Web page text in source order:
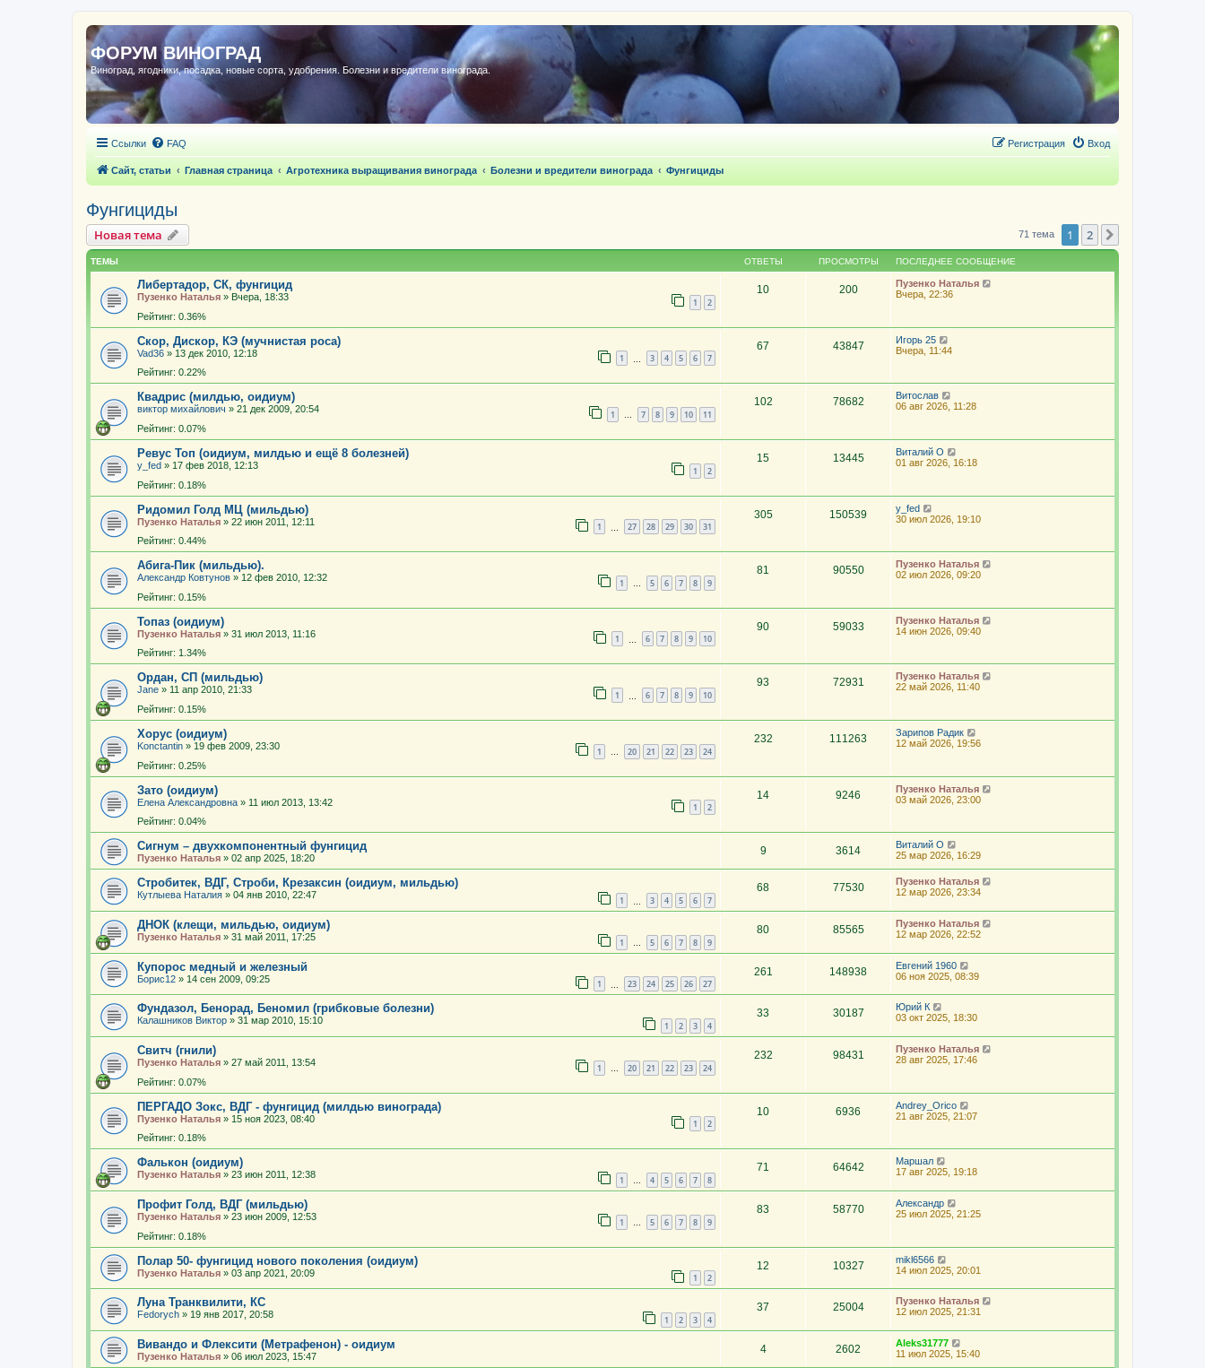
ФОРУМ ВИНОГРАД
Виноград, ягодники, посадка, новые сорта, удобрения. Болезни и вредители винограда.
Ссылки FAQ Вход
Регистрация
Сайт, статьи Главная страница Агротехника выращивания винограда Болезни и вредители винограда Фунгициды
Фунгициды
Новая тема 71 тема 1 2
ТЕМЫ ОТВЕТЫ ПРОСМОТРЫ ПОСЛЕДНЕЕ СООБЩЕНИЕ
Либертадор, СК, фунгицид
Пузенко Наталья » Вчера, 18:33 1 2
Рейтинг: 0.36%
10 200
Пузенко Наталья
Вчера, 22:36
Скор, Дискор, КЭ (мучнистая роса)
Vad36 » 13 дек 2010, 12:18 1 3 4 5 6 7
Рейтинг: 0.22%
67 43847
Игорь 25
Вчера, 11:44
Квадрис (милдью, оидиум)
виктор михайлович » 21 дек 2009, 20:54 1 … 7 8 9 10 11
Рейтинг: 0.07%
102 78682
Витослав
06 авг 2026, 11:28
Ревус Топ (оидиум, милдью и ещё 8 болезней)
y_fed » 17 фев 2018, 12:13 1 2
Рейтинг: 0.18%
15 13445
Виталий О
01 авг 2026, 16:18
Ридомил Голд МЦ (мильдью)
Пузенко Наталья » 22 июн 2011, 12:11 1 27 28 29 30 31
Рейтинг: 0.44%
305 150539
y_fed
30 июл 2026, 19:10
Абига-Пик (мильдью).
Александр Ковтунов » 12 фев 2010, 12:32 1 … 5 6 7 8 9
Рейтинг: 0.15%
81 90550
Пузенко Наталья
02 июл 2026, 09:20
Топаз (оидиум)
Пузенко Наталья » 31 июл 2013, 11:16 1 6 7 8 9 10
Рейтинг: 1.34%
90 59033
Пузенко Наталья
14 июн 2026, 09:40
Ордан, СП (мильдью)
Jane » 11 апр 2010, 21:33 1 6 7 8 9 10
Рейтинг: 0.15%
93 72931
Пузенко Наталья
22 май 2026, 11:40
Хорус (оидиум)
Konctantin » 19 фев 2009, 23:30 1 … 20 21 22 23 24
Рейтинг: 0.25%
232 111263
Зарипов Радик
12 май 2026, 19:56
Зато (оидиум)
Елена Александровна » 11 июл 2013, 13:42 1 2
Рейтинг: 0.04%
14 9246
Пузенко Наталья
03 май 2026, 23:00
Сигнум – двухкомпонентный фунгицид
Пузенко Наталья » 02 апр 2025, 18:20
9 3614
Виталий О
25 мар 2026, 16:29
Стробитек, ВДГ, Строби, Крезаксин (оидиум, мильдью)
Кутлыева Наталия » 04 янв 2010, 22:47 1 3 4 5 6 7
68 77530
Пузенко Наталья
12 мар 2026, 23:34
ДНОК (клещи, мильдью, оидиум)
Пузенко Наталья » 31 май 2011, 17:25 1 … 5 6 7 8 9
80 85565
Пузенко Наталья
12 мар 2026, 22:52
Купорос медный и железный
Борис12 » 14 сен 2009, 09:25 1 23 24 25 26 27
261 148938
Евгений 1960
06 ноя 2025, 08:39
Фундазол, Бенорад, Беномил (грибковые болезни)
Калашников Виктор » 31 мар 2010, 15:10 1 2 3 4
33 30187
Юрий К
03 окт 2025, 18:30
Свитч (гнили)
Пузенко Наталья » 27 май 2011, 13:54 1 … 20 21 22 23 24
Рейтинг: 0.07%
232 98431
Пузенко Наталья
28 авг 2025, 17:46
ПЕРГАДО Зокс, ВДГ - фунгицид (милдью винограда)
Пузенко Наталья » 15 ноя 2023, 08:40 1 2
Рейтинг: 0.18%
10 6936
Andrey_Orico
21 авг 2025, 21:07
Фалькон (оидиум)
Пузенко Наталья » 23 июн 2011, 12:38 1 … 4 5 6 7 8
71 64642
Маршал
17 авг 2025, 19:18
Профит Голд, ВДГ (мильдью)
Пузенко Наталья » 23 июн 2009, 12:53 1 5 6 7 8 9
Рейтинг: 0.18%
83 58770
Александр
25 июл 2025, 21:25
Полар 50- фунгицид нового поколения (оидиум)
Пузенко Наталья » 03 апр 2021, 20:09 1 2
12 10327
mikl6566
14 июл 2025, 20:01
Луна Транквилити, КС
Fedorych » 19 янв 2017, 20:58 1 2 3 4
37 25004
Пузенко Наталья
12 июл 2025, 21:31
Вивандо и Флексити (Метрафенон) - оидиум
Пузенко Наталья » 06 июл 2023, 15:47
4 2602
Aleks31777
11 июл 2025, 15:40